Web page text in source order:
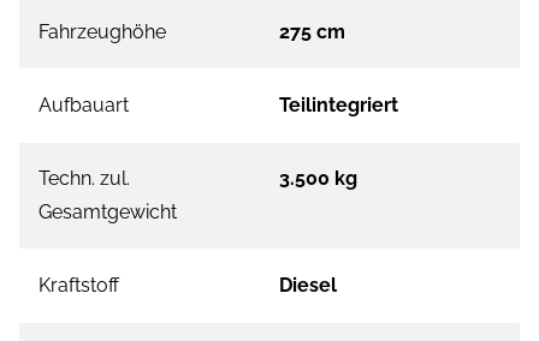
Fahrzeughöhe 275 cm
Aufbauart Teilintegriert
Techn. zul.
Gesamtgewicht
3.500 kg
Kraftstoff Diesel